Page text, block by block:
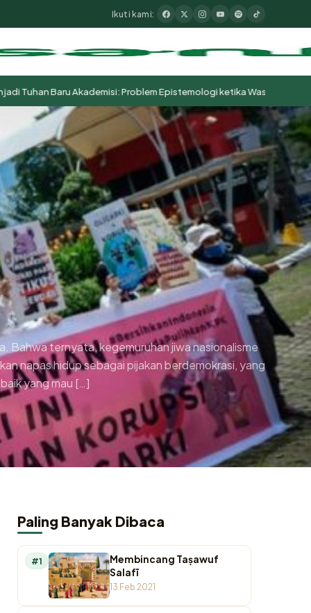
Ikuti kami:
Baru Akademisi: Problem Epistemologi ketika Wasā’il Berubah
Bahwa ternyata, kegemuruhan jiwa nasionalisme
napas hidup sebagai pijakan berdemokrasi, yang
yang mau […]
Paling Banyak Dibaca
#1
Membincang Taṣawuf
Salafī
13 Feb 2021